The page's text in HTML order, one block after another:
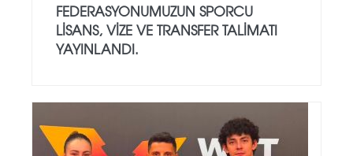
FEDERASYONUMUZUN SPORCU
LISANS, VIZE VE TRANSFER TALIMATI
YAYINLANDI.